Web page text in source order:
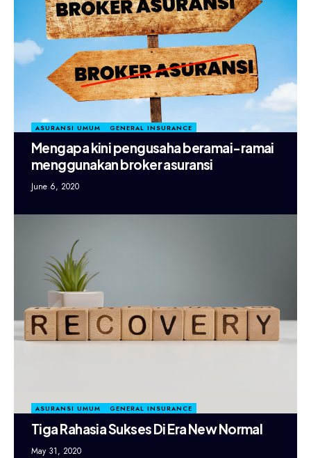
ASURANSI UMUM GENERAL INSURANCE
Mengapa kini pengusaha beramai-ramai
menggunakan broker asuransi
June 6, 2020
ASURANSI UMUM GENERAL INSURANCE
Tiga Rahasia Sukses Di Era New Normal
May 31, 2020